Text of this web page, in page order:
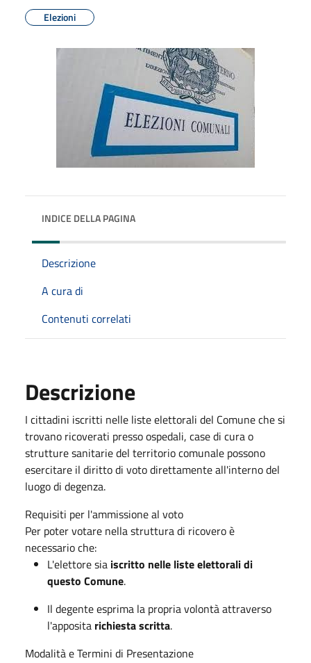
Elezioni
INDICE DELLA PAGINA
Descrizione
A cura di
Contenuti correlati
Descrizione
I cittadini iscritti nelle liste elettorali del Comune che si
trovano ricoverati presso ospedali, case di cura o
strutture sanitarie del territorio comunale possono
esercitare il diritto di voto direttamente all'interno del
luogo di degenza.
Requisiti per l'ammissione al voto
Per poter votare nella struttura di ricovero è
necessario che:
L'elettore sia iscritto nelle liste elettorali di
questo Comune.
Il degente esprima la propria volontà attraverso
l'apposita richiesta scritta.
Modalità e Termini di Presentazione